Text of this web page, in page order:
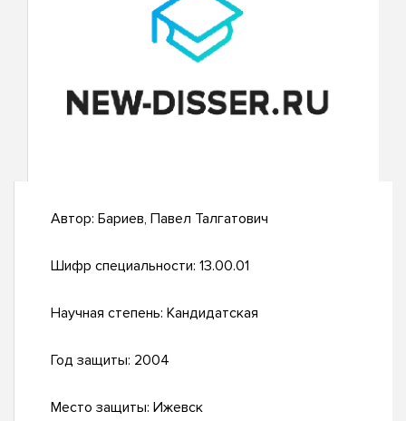
Автор: Бариев, Павел Талгатович
Шифр специальности: 13.00.01
Научная степень: Кандидатская
Год защиты: 2004
Место защиты: Ижевск